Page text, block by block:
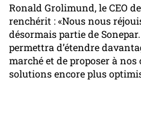
Ronald Grolimund, le CEO
renchérit : «Nous nous
désormais partie de
permettra d’étendre
marché et de proposer à
solutions encore plus